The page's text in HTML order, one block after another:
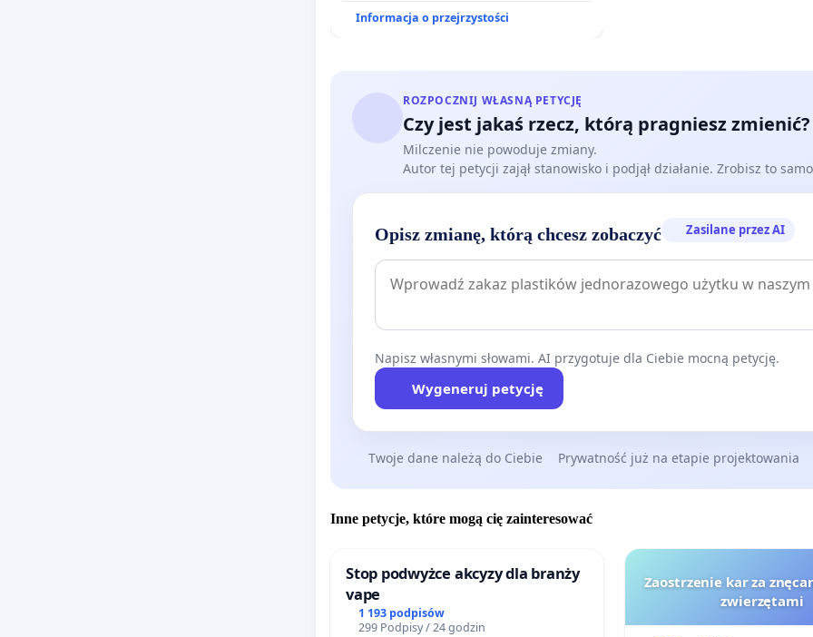
Informacja o przejrzystości
ROZPOCZNIJ WŁASNĄ PETYCJĘ
Czy jest jakaś rzecz, którą pragniesz zmienić?
Milczenie nie powoduje zmiany.
Autor tej petycji zajął stanowisko i podjął działanie. Zrobisz to
Opisz zmianę, którą chcesz zobaczyć Zasilane przez AI
Napisz własnymi słowami. AI przygotuje dla Ciebie mocną petycję.
Wygeneruj petycję
Twoje dane należą do Ciebie Prywatność już na etapie projektowania
Inne petycje, które mogą cię zainteresować
Stop podwyżce akcyzy dla branży
vape
1 193 podpisów
299 Podpisy / 24 godzin
Zaostrzenie kar za
zwierzętami